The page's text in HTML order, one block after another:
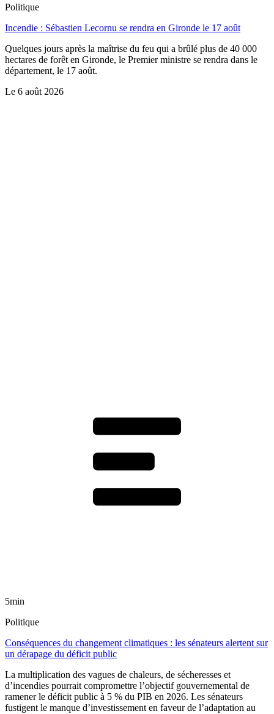
Politique
Incendie : Sébastien Lecornu se rendra en Gironde le 17 août
Quelques jours après la maîtrise du feu qui a brûlé plus de 40 000
hectares de forêt en Gironde, le Premier ministre se rendra dans le
département, le 17 août.
Le 6 août 2026
5min
Politique
Conséquences du changement climatiques : les sénateurs alertent sur
un dérapage du déficit public
La multiplication des vagues de chaleurs, de sécheresses et
d’incendies pourrait compromettre l’objectif gouvernemental de
ramener le déficit public à 5 % du PIB en 2026. Les sénateurs
fustigent le manque d’investissement en faveur de l’adaptation au